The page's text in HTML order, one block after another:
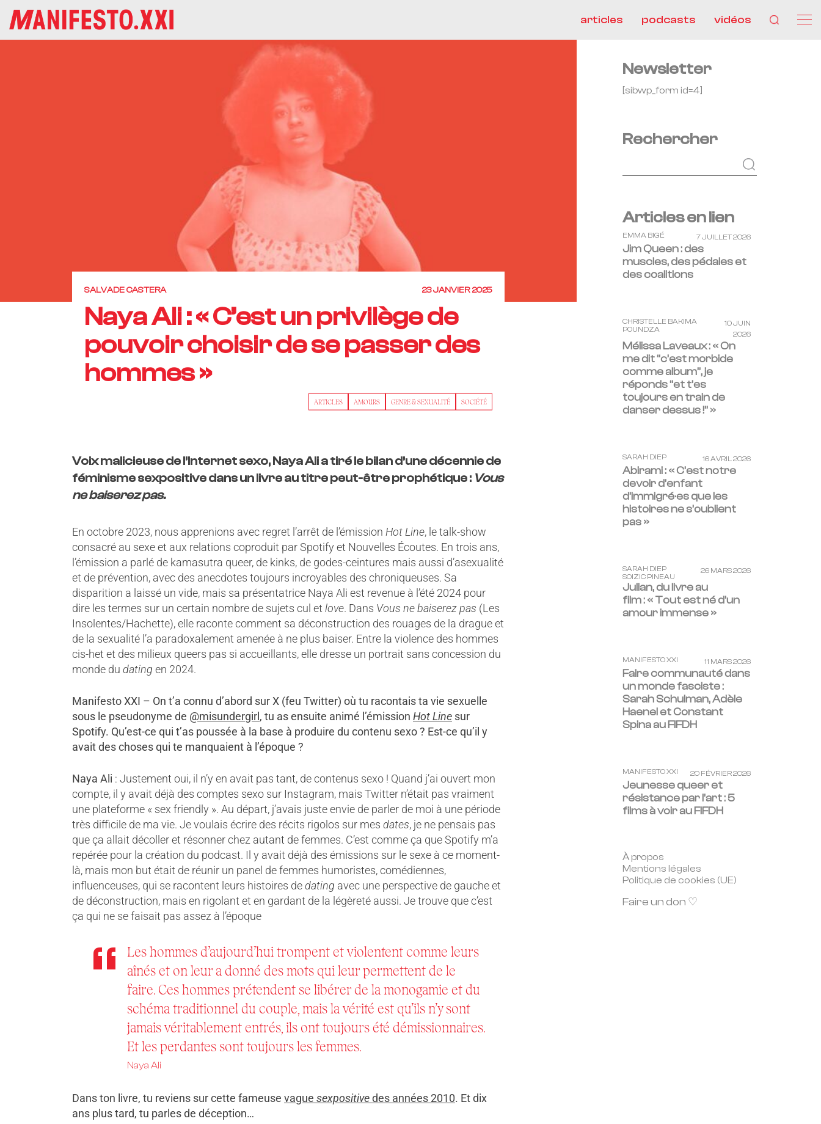
articles podcasts vidéos
SALVADE CASTERA 23 JANVIER 2025
Naya Ali : « C’est un privilège de
pouvoir choisir de se passer des
hommes »
ARTICLES AMOURS GENRE & SEXUALITÉ SOCIÉTÉ
Voix malicieuse de l’Internet sexo, Naya Ali a tiré le bilan d’une décennie de
féminisme sexpositive dans un livre au titre peut-être prophétique : Vous
ne baiserez pas.
En octobre 2023, nous apprenions avec regret l’arrêt de l’émission Hot Line, le talk-show
consacré au sexe et aux relations coproduit par Spotify et Nouvelles Écoutes. En trois ans,
l’émission a parlé de kamasutra queer, de kinks, de godes-ceintures mais aussi d’asexualité
et de prévention, avec des anecdotes toujours incroyables des chroniqueuses. Sa
disparition a laissé un vide, mais sa présentatrice Naya Ali est revenue à l’été 2024 pour
dire les termes sur un certain nombre de sujets cul et love. Dans Vous ne baiserez pas (Les
Insolentes/Hachette), elle raconte comment sa déconstruction des rouages de la drague et
de la sexualité l’a paradoxalement amenée à ne plus baiser. Entre la violence des hommes
cis-het et des milieux queers pas si accueillants, elle dresse un portrait sans concession du
monde du dating en 2024.
Manifesto XXI – On t’a connu d’abord sur X (feu Twitter) où tu racontais ta vie sexuelle
sous le pseudonyme de @misundergirl , tu as ensuite animé l’émission Hot Line sur
Spotify. Qu’est-ce qui t’as poussée à la base à produire du contenu sexo ? Est-ce qu’il y
avait des choses qui te manquaient à l’époque ?
Naya Ali : Justement oui, il n’y en avait pas tant, de contenus sexo ! Quand j’ai ouvert mon
compte, il y avait déjà des comptes sexo sur Instagram, mais Twitter n’était pas vraiment
une plateforme « sex friendly ». Au départ, j’avais juste envie de parler de moi à une période
très difficile de ma vie. Je voulais écrire des récits rigolos sur mes dates, je ne pensais pas
que ça allait décoller et résonner chez autant de femmes. C’est comme ça que Spotify m’a
repérée pour la création du podcast. Il y avait déjà des émissions sur le sexe à ce moment-
là, mais mon but était de réunir un panel de femmes humoristes, comédiennes,
influenceuses, qui se racontent leurs histoires dedating avec une perspective de gauche et
de déconstruction, mais en rigolant et en gardant de la légèreté aussi. Je trouve que c’est
ça qui ne se faisait pas assez à l’époque
Les hommes d’aujourd’hui trompent et violentent comme leurs
aînés et on leur a donné des mots qui leur permettent de le
faire. Ces hommes prétendent se libérer de la monogamie et du
schéma traditionnel du couple, mais la vérité est qu’ils n’y sont
jamais véritablement entrés, ils ont toujours été démissionnaires.
Et les perdantes sont toujours les femmes.
Naya Ali
Dans ton livre, tu reviens sur cette fameuse vague sexpositivedes années 2010. Et dix
ans plus tard, tu parles de déception…
Newsletter
[sibwp_form id=4]
Rechercher
Articles en lien
EMMA BIGÉ 7 JUILLET 2026
Jim Queen : des
muscles, des pédales et
des coalitions
CHRISTELLE BAKIMA
POUNDZA
10 JUIN
2026
Mélissa Laveaux : « On
me dit “c’est morbide
comme album”, je
réponds “et t’es
toujours en train de
danser dessus !” »
SARAH DIEP 16 AVRIL 2026
Abirami : « C’est notre
devoir d’enfant
d’immigré·es que les
histoires ne s’oublient
pas »
SARAH DIEP
SOIZIC PINEAU
26 MARS 2026
Julian, du livre au
film : « Tout est né d’un
amour immense »
MANIFESTO XXI 11 MARS 2026
Faire communauté dans
un monde fasciste :
Sarah Schulman, Adèle
Haenel et Constant
Spina au FIFDH
MANIFESTO XXI 20 FÉVRIER 2026
Jeunesse queer et
résistance par l’art : 5
films à voir au FIFDH
À propos
Mentions légales
Politique de cookies (UE)
Faire un don ♡